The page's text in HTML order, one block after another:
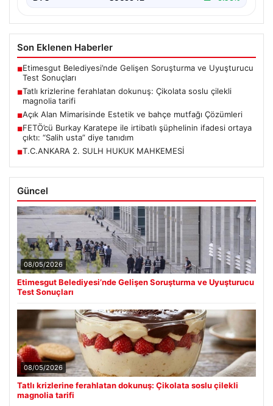
Son Eklenen Haberler
■Etimesgut Belediyesi’nde Gelişen Soruşturma ve Uyuşturucu
Test Sonuçları
■Tatlı krizlerine ferahlatan dokunuş: Çikolata soslu çilekli
magnolia tarifi
■Açık Alan Mimarisinde Estetik ve bahçe mutfağı Çözümleri
■FETÖ’cü Burkay Karatepe ile irtibatlı şüphelinin ifadesi ortaya
çıktı: “Salih usta” diye tanıdım
■T.C.ANKARA 2. SULH HUKUK MAHKEMESİ
Güncel
08/05/2026
Etimesgut Belediyesi’nde Gelişen Soruşturma ve Uyuşturucu
Test Sonuçları
08/05/2026
Tatlı krizlerine ferahlatan dokunuş: Çikolata soslu çilekli
magnolia tarifi